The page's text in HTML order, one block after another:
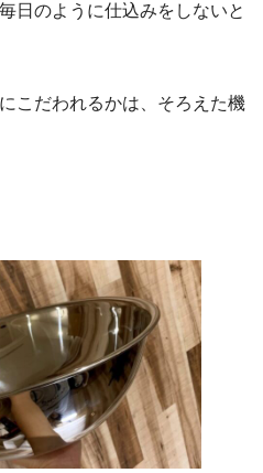
日のように仕込みをしないと
こだわれるかは、そろえた機